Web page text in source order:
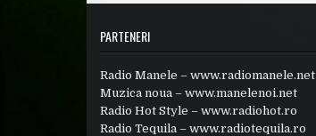
PARTENERI
Radio Manele – www.radiomanele.net
Muzica noua – www.manelenoi.net
Radio Hot Style – www.radiohot.ro
Radio Tequila – www.radiotequila.ro